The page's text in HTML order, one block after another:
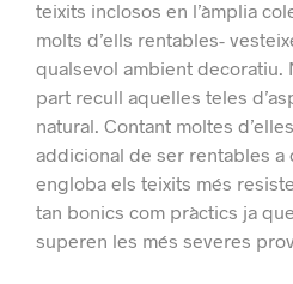
teixits inclosos en l’àmplia
molts d’ells rentables-
qualsevol ambient decoratiu.
part recull aquelles teles
natural. Contant moltes
addicional de ser rentables a
engloba els teixits més
tan bonics com pràctics ja
superen les més severes